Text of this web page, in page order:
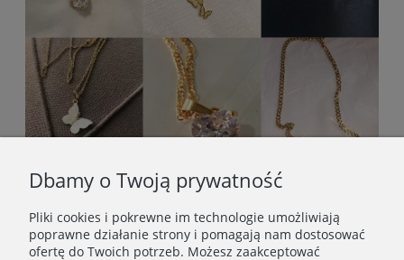
Dbamy o Twoją prywatność
Pliki cookies i pokrewne im technologie umożliwiają
poprawne działanie strony i pomagają nam dostosować
ofertę do Twoich potrzeb. Możesz zaakceptować